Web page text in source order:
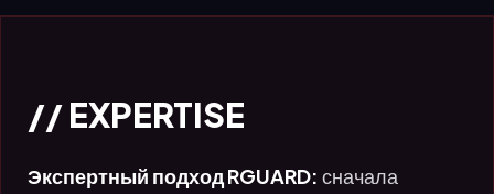
// EXPERTISE
Экспертный подход RGUARD: сначала